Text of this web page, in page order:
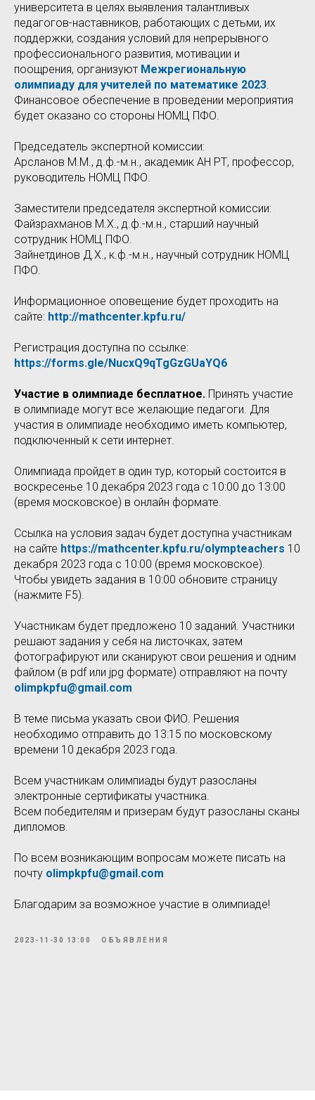
университета в целях выявления талантливых
педагогов-наставников, работающих с детьми, их
поддержки, создания условий для непрерывного
профессионального развития, мотивации и
поощрения, организуют Межрегиональную
олимпиаду для учителей по математике 2023.
Финансовое обеспечение в проведении мероприятия
будет оказано со стороны НОМЦ ПФО.
Председатель экспертной комиссии:
Арсланов М.М., д.ф.-м.н., академик АН РТ, профессор,
руководитель НОМЦ ПФО.
Заместители председателя экспертной комиссии:
Файзрахманов М.Х., д.ф.-м.н., старший научный
сотрудник НОМЦ ПФО.
Зайнетдинов Д.Х., к.ф.-м.н., научный сотрудник НОМЦ
ПФО.
Информационное оповещение будет проходить на
сайте: http://mathcenter.kpfu.ru/
Регистрация доступна по ссылке:
https://forms.gle/NucxQ9qTgGzGUaYQ6
Участие в олимпиаде бесплатное. Принять участие
в олимпиаде могут все желающие педагоги. Для
участия в олимпиаде необходимо иметь компьютер,
подключенный к сети интернет.
Олимпиада пройдет в один тур, который состоится в
воскресенье 10 декабря 2023 года с 10:00 до 13:00
(время московское) в онлайн формате.
Ссылка на условия задач будет доступна участникам
на сайте https://mathcenter.kpfu.ru/olympteachers 10
декабря 2023 года с 10:00 (время московское).
Чтобы увидеть задания в 10:00 обновите страницу
(нажмите F5).
Участникам будет предложено 10 заданий. Участники
решают задания у себя на листочках, затем
фотографируют или сканируют свои решения и одним
файлом (в pdf или jpg формате) отправляют на почту
olimpkpfu@gmail.com
В теме письма указать свои ФИО. Решения
необходимо отправить до 13:15 по московскому
времени 10 декабря 2023 года.
Всем участникам олимпиады будут разосланы
электронные сертификаты участника.
Всем победителям и призерам будут разосланы сканы
дипломов.
По всем возникающим вопросам можете писать на
почту olimpkpfu@gmail.com
Благодарим за возможное участие в олимпиаде!
2023-11-30 13:00 ОБЪЯВЛЕНИЯ